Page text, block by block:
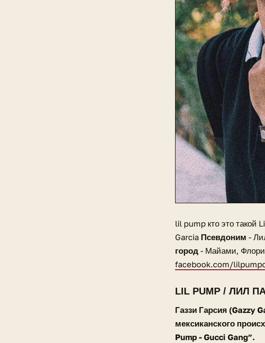
lil pump кто это такой
Garcia Псевдоним -
город - Майами,
facebook.com/
LIL PUMP / ЛИЛ
Газзи Гарсия (Gazzy
мексиканского
Pump - Gucci Gang”.